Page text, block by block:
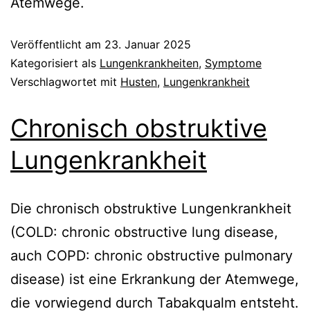
Veröffentlicht am 23. Januar 2025
Kategorisiert als Lungenkrankheiten, Symptome
Verschlagwortet mit Husten, Lungenkrankheit
Chronisch obstruktive
Lungenkrankheit
Die chronisch obstruktive Lungenkrankheit
(COLD: chronic obstructive lung disease,
auch COPD: chronic obstructive pulmonary
disease) ist eine Erkrankung der Atemwege,
die vorwiegend durch Tabakqualm entsteht.